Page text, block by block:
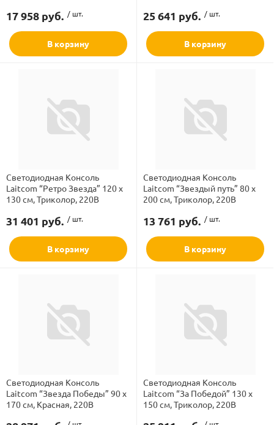
17 958 руб. / шт.
В корзину
25 641 руб. / шт.
В корзину
Светодиодная Консоль
Laitcom “Ретро Звезда” 120 x
130 см, Триколор, 220В
31 401 руб. / шт.
В корзину
Светодиодная Консоль
Laitcom “Звездый путь” 80 x
200 см, Триколор, 220В
13 761 руб. / шт.
В корзину
Светодиодная Консоль
Laitcom “Звезда Победы” 90 x
170 см, Красная, 220В
Светодиодная Консоль
Laitcom “За Победой” 130 x
150 см, Триколор, 220В